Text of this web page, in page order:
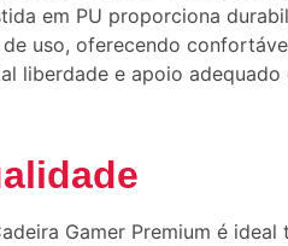
em PU proporciona
uso, oferecendo
liberdade e apoio adequado
Gamer Premium é